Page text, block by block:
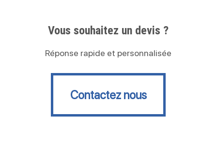
Vous souhaitez un devis ?
Réponse rapide et personnalisée
Contactez nous
Contactez nous